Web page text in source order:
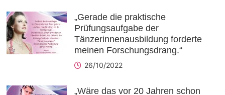
„Gerade die praktische
Prüfungsaufgabe der
Tänzerinnenausbildung forderte
meinen Forschungsdrang.“
26/10/2022
„Wäre das vor 20 Jahren schon